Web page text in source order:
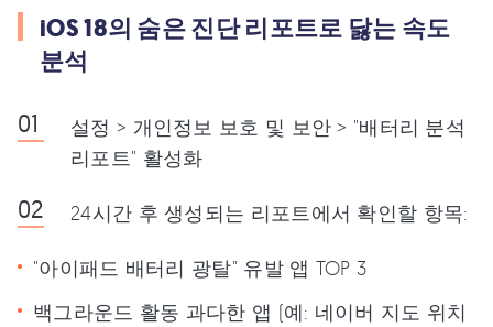
iOS 18의 숨은 진단 리포트로 닳는 속도
분석
설정 > 개인정보 보호 및 보안 > "배터리 분석
리포트" 활성화
24시간 후 생성되는 리포트에서 확인할 항목:
"아이패드 배터리 광탈" 유발 앱 TOP 3
백그라운드 활동 과다한 앱 (예: 네이버 지도 위치